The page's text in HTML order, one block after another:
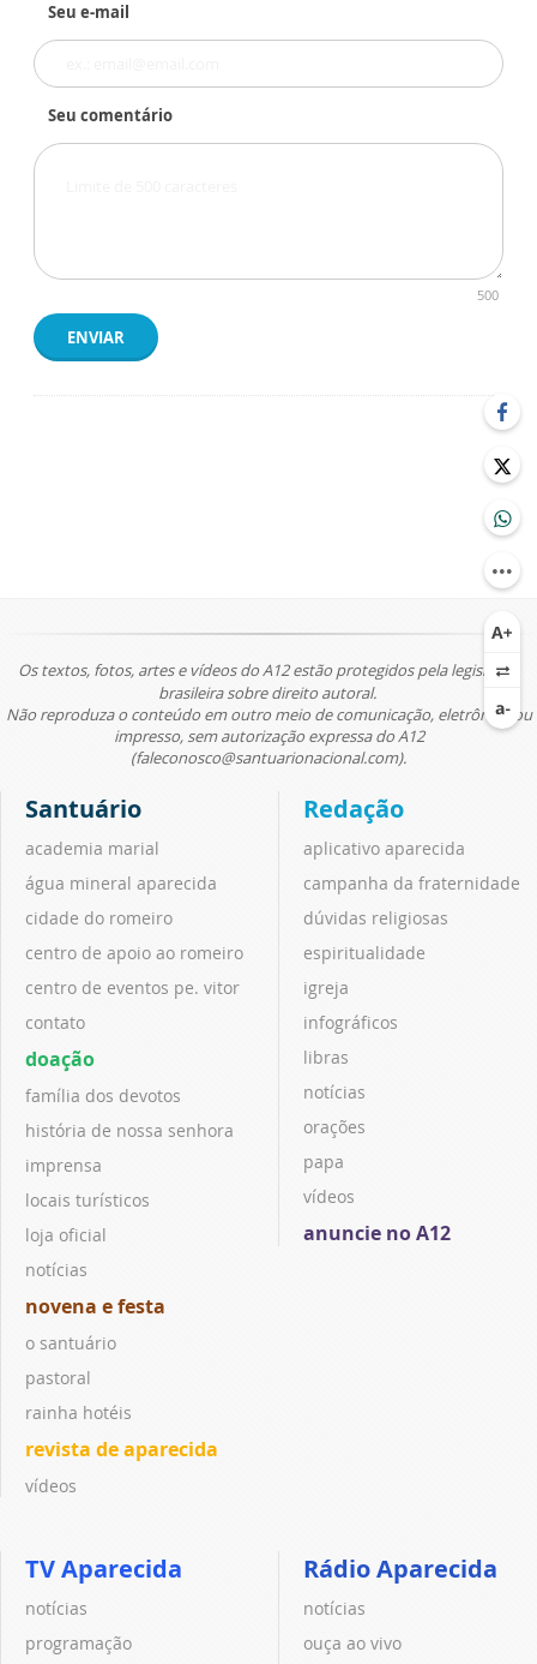
Seu e-mail
Seu comentário
500
ENVIAR
Os textos, fotos, artes e vídeos do A12 estão protegidos pela legislação
brasileira sobre direito autoral.
Não reproduza o conteúdo em outro meio de comunicação, eletrônico ou
impresso, sem autorização expressa do A12
(faleconosco@santuarionacional.com).
Santuário
academia marial
água mineral aparecida
cidade do romeiro
centro de apoio ao romeiro
centro de eventos pe. vitor
contato
doação
família dos devotos
história de nossa senhora
imprensa
locais turísticos
loja oficial
notícias
novena e festa
o santuário
pastoral
rainha hotéis
revista de aparecida
vídeos
Redação
aplicativo aparecida
campanha da fraternidade
dúvidas religiosas
espiritualidade
igreja
infográficos
libras
notícias
orações
papa
vídeos
anuncie no A12
TV Aparecida
notícias
programação
Rádio Aparecida
notícias
ouça ao vivo